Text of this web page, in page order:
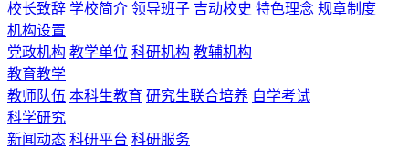
校长致辞 学校简介 领导班子 吉动校史 特色理念 规章制度
机构设置
党政机构 教学单位 科研机构 教辅机构
教育教学
教师队伍 本科生教育 研究生联合培养 自学考试
科学研究
新闻动态 科研平台 科研服务